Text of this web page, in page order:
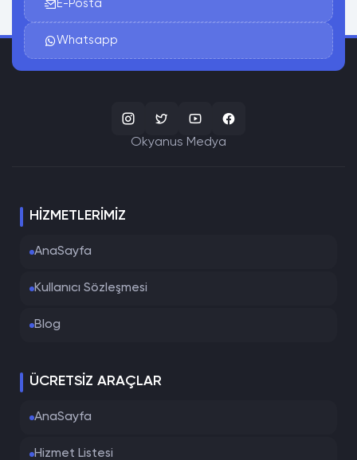
E-Posta
Whatsapp
Okyanus Medya
HIZMETLERIMIZ
AnaSayfa
Kullanıcı Sözleşmesi
Blog
ÜCRETSIZ ARAÇLAR
AnaSayfa
Hizmet Listesi